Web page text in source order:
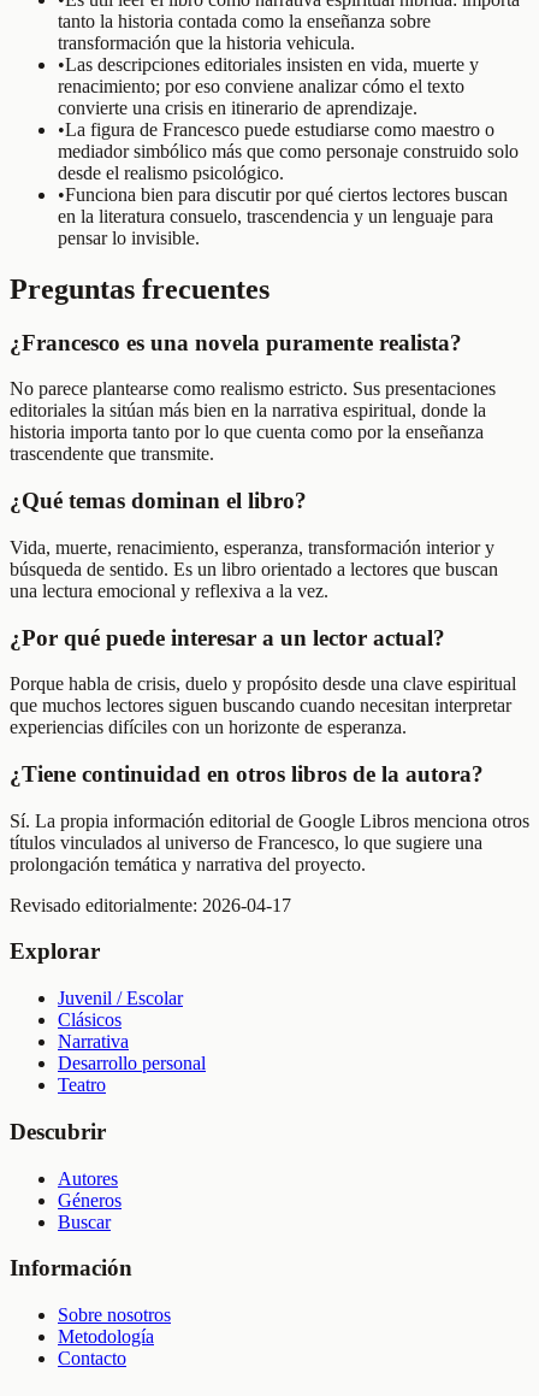
tanto la historia contada como la enseñanza sobre
transformación que la historia vehicula.
•Las descripciones editoriales insisten en vida, muerte y
renacimiento; por eso conviene analizar cómo el texto
convierte una crisis en itinerario de aprendizaje.
•La figura de Francesco puede estudiarse como maestro o
mediador simbólico más que como personaje construido solo
desde el realismo psicológico.
•Funciona bien para discutir por qué ciertos lectores buscan
en la literatura consuelo, trascendencia y un lenguaje para
pensar lo invisible.
Preguntas frecuentes
¿Francesco es una novela puramente realista?
No parece plantearse como realismo estricto. Sus presentaciones
editoriales la sitúan más bien en la narrativa espiritual, donde la
historia importa tanto por lo que cuenta como por la enseñanza
trascendente que transmite.
¿Qué temas dominan el libro?
Vida, muerte, renacimiento, esperanza, transformación interior y
búsqueda de sentido. Es un libro orientado a lectores que buscan
una lectura emocional y reflexiva a la vez.
¿Por qué puede interesar a un lector actual?
Porque habla de crisis, duelo y propósito desde una clave espiritual
que muchos lectores siguen buscando cuando necesitan interpretar
experiencias difíciles con un horizonte de esperanza.
¿Tiene continuidad en otros libros de la autora?
Sí. La propia información editorial de Google Libros menciona otros
títulos vinculados al universo de Francesco, lo que sugiere una
prolongación temática y narrativa del proyecto.
Revisado editorialmente: 2026-04-17
Explorar
Juvenil / Escolar
Clásicos
Narrativa
Desarrollo personal
Teatro
Descubrir
Autores
Géneros
Buscar
Información
Sobre nosotros
Metodología
Contacto